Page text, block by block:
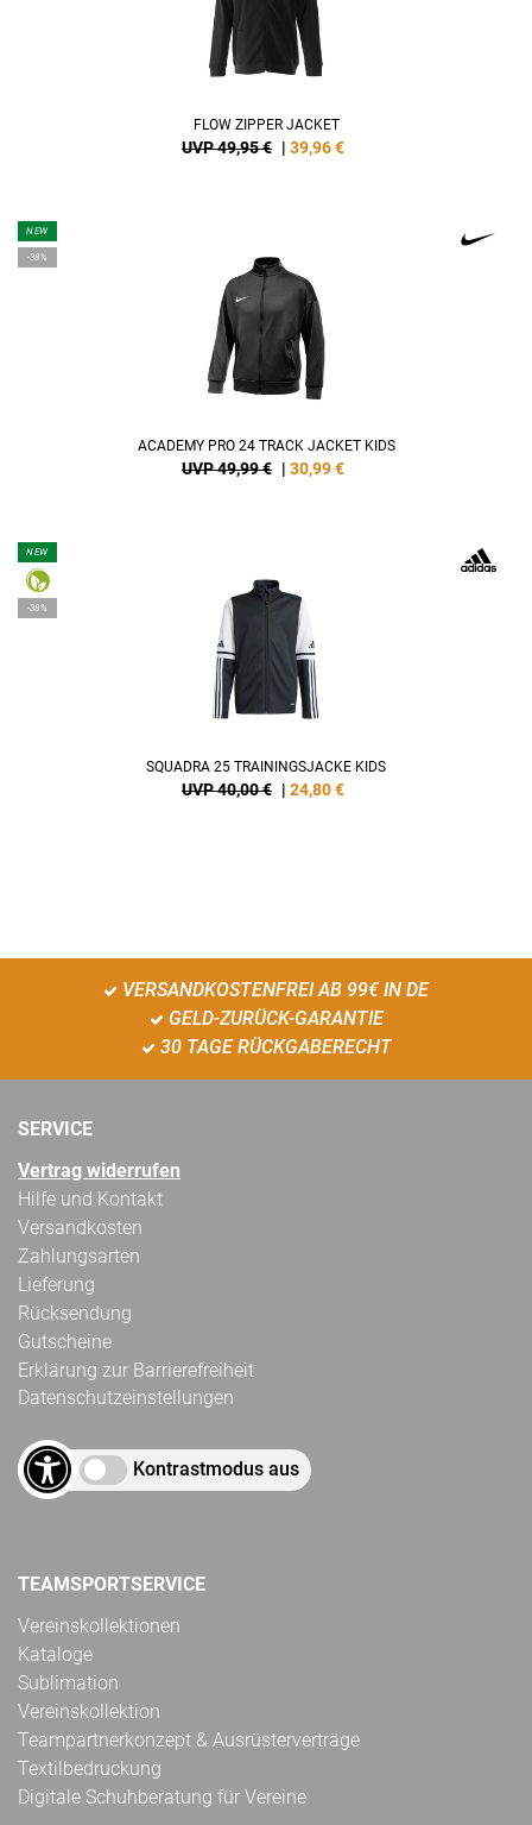
FLOW ZIPPER JACKET
UVP 49,95 € | 39,96€
NEW
-38%
ACADEMY PRO 24 TRACK JACKET KIDS
UVP 49,99 € | 30,99€
NEW
-38%
SQUADRA 25 TRAININGSJACKE KIDS
UVP 40,00 € | 24,80€
VERSANDKOSTENFREI AB 99€ IN DE
GELD-ZURÜCK-GARANTIE
30 TAGE RÜCKGABERECHT
SERVICE
Vertrag widerrufen
Hilfe und Kontakt
Versandkosten
Zahlungsarten
Lieferung
Rücksendung
Gutscheine
Erklärung zur Barrierefreiheit
Datenschutzeinstellungen
Kontrastmodus aus
TEAMSPORTSERVICE
Vereinskollektionen
Kataloge
Sublimation
Vereinskollektion
Teampartnerkonzept & Ausrüsterverträge
Textilbedruckung
Digitale Schuhberatung für Vereine